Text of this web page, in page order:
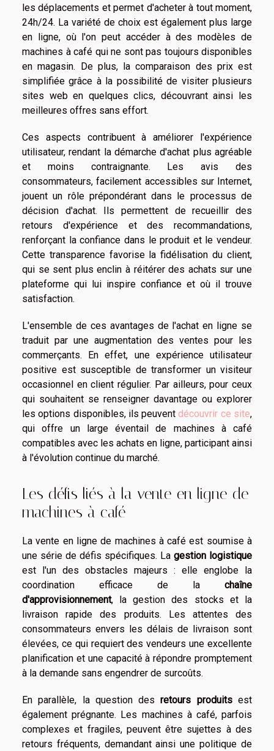
les déplacements et permet d'acheter à tout moment,
24h/24. La variété de choix est également plus large
en ligne, où l'on peut accéder à des modèles de
machines à café qui ne sont pas toujours disponibles
en magasin. De plus, la comparaison des prix est
simplifiée grâce à la possibilité de visiter plusieurs
sites web en quelques clics, découvrant ainsi les
meilleures offres sans effort.
Ces aspects contribuent à améliorer l'expérience
utilisateur, rendant la démarche d'achat plus agréable
et moins contraignante. Les avis des
consommateurs, facilement accessibles sur Internet,
jouent un rôle prépondérant dans le processus de
décision d'achat. Ils permettent de recueillir des
retours d'expérience et des recommandations,
renforçant la confiance dans le produit et le vendeur.
Cette transparence favorise la fidélisation du client,
qui se sent plus enclin à réitérer des achats sur une
plateforme qui lui inspire confiance et où il trouve
satisfaction.
L'ensemble de ces avantages de l'achat en ligne se
traduit par une augmentation des ventes pour les
commerçants. En effet, une expérience utilisateur
positive est susceptible de transformer un visiteur
occasionnel en client régulier. Par ailleurs, pour ceux
qui souhaitent se renseigner davantage ou explorer
les options disponibles, ils peuventdécouvrir ce site,
qui offre un large éventail de machines à café
compatibles avec les achats en ligne, participant ainsi
à l'évolution continue du marché.
Les défis liés à la vente en ligne de
machines à café
La vente en ligne de machines à café est soumise à
une série de défis spécifiques. La gestion logistique
est l'un des obstacles majeurs : elle englobe la
coordination efficace de la chaîne
d'approvisionnement, la gestion des stocks et la
livraison rapide des produits. Les attentes des
consommateurs envers les délais de livraison sont
élevées, ce qui requiert des vendeurs une excellente
planification et une capacité à répondre promptement
à la demande sans engendrer de surcoûts.
En parallèle, la question desretours produitsest
également prégnante. Les machines à café, parfois
complexes et fragiles, peuvent être sujettes à des
retours fréquents, demandant ainsi une politique de